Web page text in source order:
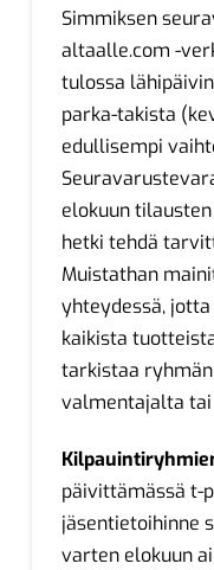
Simmiksen
altaalle.com -
tulossa
parka-takista
edullisempi
elokuun
hetki tehdä
Muistathan
yhteydessä,
kaikista
tarkistaa
valmentajalta
päivittämässä t-
jäsentietoihinne
varten elokuun